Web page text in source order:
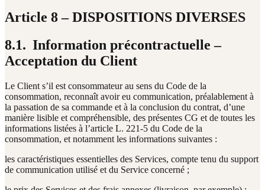
Article 8 – DISPOSITIONS DIVERSES
8.1. Information précontractuelle –
Acceptation du Client
Le Client s’il est consommateur au sens du Code de la
consommation, reconnaît avoir eu communication, préalablement à
la passation de sa commande et à la conclusion du contrat, d’une
manière lisible et compréhensible, des présentes CG et de toutes les
informations listées à l’article L. 221-5 du Code de la
consommation, et notamment les informations suivantes :
les caractéristiques essentielles des Services, compte tenu du support
de communication utilisé et du Service concerné ;